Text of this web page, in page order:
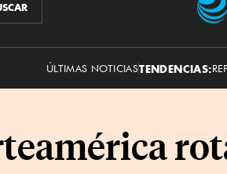
ÚLTIMAS NOTICIASTENDENCIAS: